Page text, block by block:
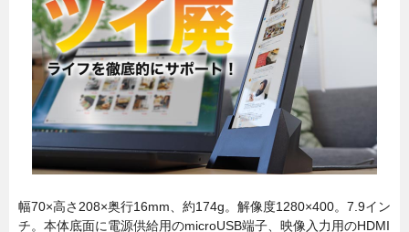
幅70×高さ208×奥行16mm、約174g。解像度1280×400。7.9イン
チ。本体底面に電源供給用のmicroUSB端子、映像入力用のHDMI